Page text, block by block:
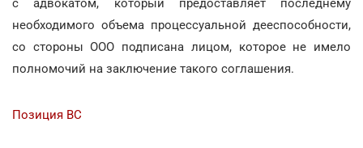
с адвокатом, который предоставляет последнему
необходимого объема процессуальной дееспособности,
со стороны ООО подписана лицом, которое не имело
полномочий на заключение такого соглашения.
Позиция ВС